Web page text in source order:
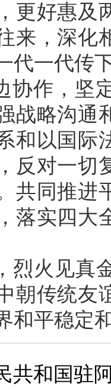
更好惠及
来，深化
代一代传
作，坚
战略沟通
和以国际
反对一切
共同推进
落实四大
烈火见真
朝传统友
和平稳定
共和国驻